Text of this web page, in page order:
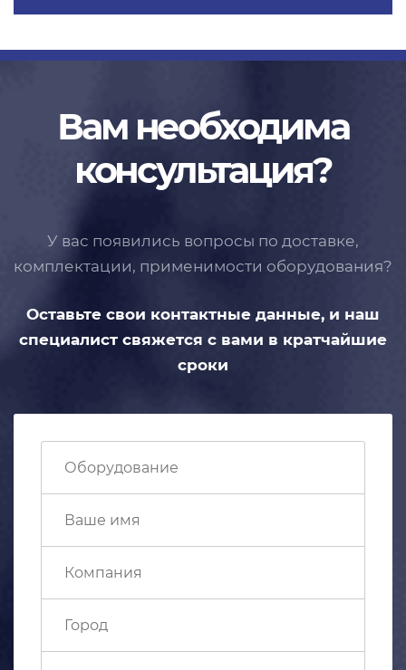
Вам необходима
консультация?
У вас появились вопросы по доставке,
комплектации, применимости оборудования?
Оставьте свои контактные данные, и наш
специалист свяжется с вами в кратчайшие
сроки